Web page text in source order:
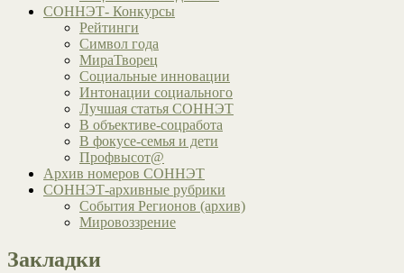
СОННЭТ- Конкурсы
Рейтинги
Символ года
МираТворец
Социальные инновации
Интонации социального
Лучшая статья СОННЭТ
В объективе-соцработа
В фокусе-семья и дети
Профвысот@
Архив номеров СОННЭТ
СОННЭТ-архивные рубрики
События Регионов (архив)
Мировоззрение
Закладки